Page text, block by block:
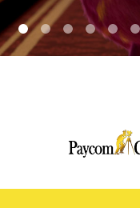
Multimedia